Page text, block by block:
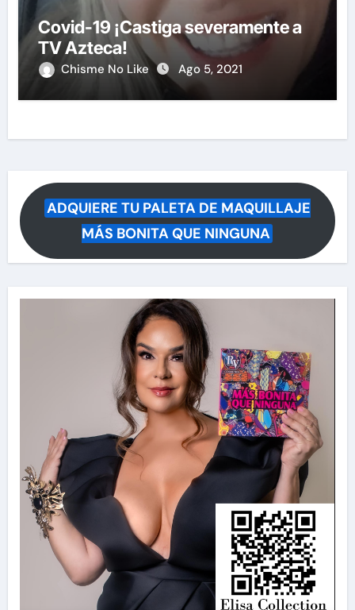
Covid-19 ¡Castiga severamente a
TV Azteca!
Chisme No Like Ago 5, 2021
ADQUIERE TU PALETA DE MAQUILLAJE
MÁS BONITA QUE NINGUNA